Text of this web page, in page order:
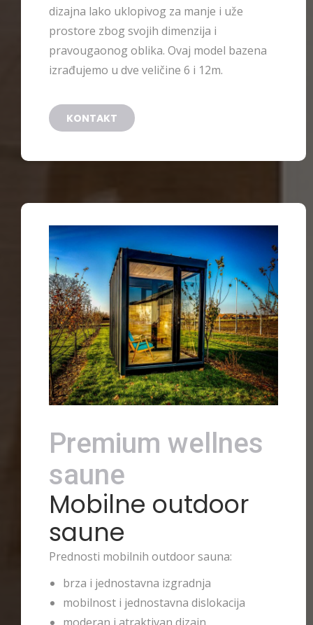
dizajna lako uklopivog za manje i uže
prostore zbog svojih dimenzija i
pravougaonog oblika. Ovaj model bazena
izrađujemo u dve veličine 6 i 12m.
KONTAKT
Premium wellnes
saune
Mobilne outdoor
saune
Prednosti mobilnih outdoor sauna:
brza i jednostavna izgradnja
mobilnost i jednostavna dislokacija